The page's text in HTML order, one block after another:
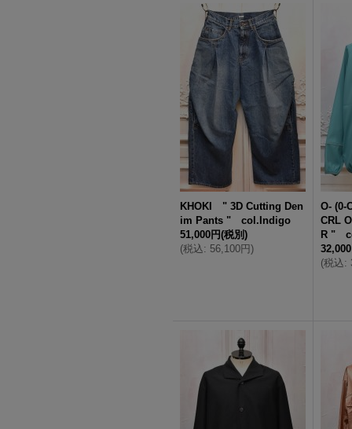
KHOKI " 3D Cutting Den
im Pants " col.Indigo
51,000円(税別)
(税込: 56,100円)
O- (0-
CRL
R "
(税込: